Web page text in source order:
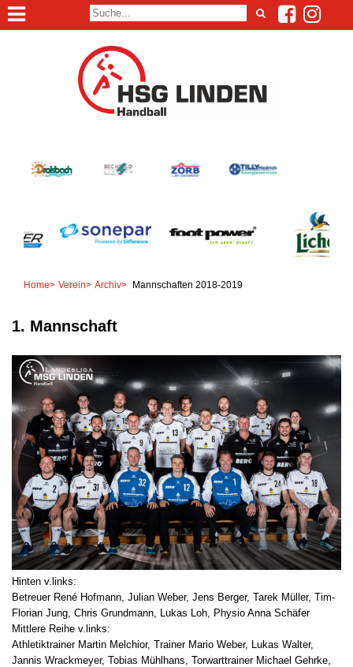
Home> Verein> Archiv> Mannschaften 2018-2019
1. Mannschaft
Hinten v.links:
Betreuer René Hofmann, Julian Weber, Jens Berger, Tarek Müller, Tim-
Florian Jung, Chris Grundmann, Lukas Loh, Physio Anna Schäfer
Mittlere Reihe v.links:
Athletiktrainer Martin Melchior, Trainer Mario Weber, Lukas Walter,
Jannis Wrackmeyer, Tobias Mühlhans, Torwarttrainer Michael Gehrke,